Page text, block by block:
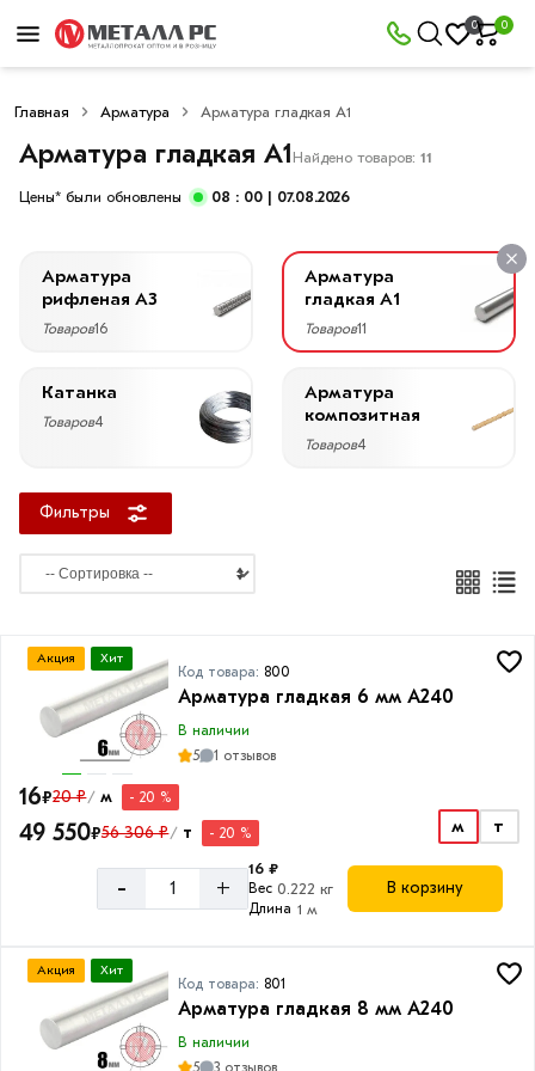
0 0
Главная Арматура Арматура гладкая А1
Арматура гладкая А1 Найдено товаров: 11
Цены* были обновлены 08 : 00 | 07.08.2026
Арматура
рифленая А3
Товаров16
Арматура
гладкая А1
Товаров11
Катанка
Товаров4
Арматура
композитная
Товаров4
Фильтры
Фильтры
×
Со
скидкой
руб.
8
мм
12
мм
мм
16
20
мм
22
мм
Акция Хит
Код товара: 800
Арматура гладкая 6 мм A240
В наличии
5
1 отзывов
16₽20 ₽/ м - 20 %
49 550₽56 306 ₽/ т - 20 % м т
- +
16 ₽
Вес 0.222 кг
Длина 1 м
В корзину
Акция Хит
Код товара: 801
Арматура гладкая 8 мм A240
В наличии